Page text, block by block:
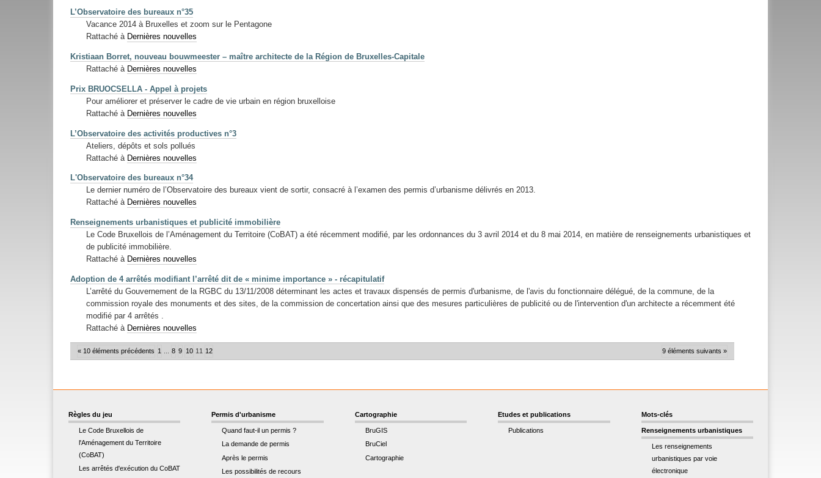
L’Observatoire des bureaux n°35
Vacance 2014 à Bruxelles et zoom sur le Pentagone
Rattaché à Dernières nouvelles
Kristiaan Borret, nouveau bouwmeester – maître architecte de la Région de Bruxelles-Capitale
Rattaché à Dernières nouvelles
Prix BRUOCSELLA - Appel à projets
Pour améliorer et préserver le cadre de vie urbain en région bruxelloise
Rattaché à Dernières nouvelles
L’Observatoire des activités productives n°3
Ateliers, dépôts et sols pollués
Rattaché à Dernières nouvelles
L'Observatoire des bureaux n°34
Le dernier numéro de l’Observatoire des bureaux vient de sortir, consacré à l’examen des permis d’urbanisme délivrés en 2013.
Rattaché à Dernières nouvelles
Renseignements urbanistiques et publicité immobilière
Le Code Bruxellois de l’Aménagement du Territoire (CoBAT) a été récemment modifié, par les ordonnances du 3 avril 2014 et du 8 mai 2014, en matière de renseignements urbanistiques et
de publicité immobilière.
Rattaché à Dernières nouvelles
Adoption de 4 arrêtés modifiant l’arrêté dit de « minime importance » - récapitulatif
L’arrêté du Gouvernement de la RGBC du 13/11/2008 déterminant les actes et travaux dispensés de permis d'urbanisme, de l'avis du fonctionnaire délégué, de la commune, de la
commission royale des monuments et des sites, de la commission de concertation ainsi que des mesures particulières de publicité ou de l'intervention d'un architecte a récemment été
modifié par 4 arrêtés .
Rattaché à Dernières nouvelles
« 10 éléments précédents 9 éléments suivants »
1 8 9 10 11 12
Règles du jeu
Le Code Bruxellois de
l'Aménagement du Territoire
(CoBAT)
Les arrêtés d'exécution du CoBAT
Permis d'urbanisme
Quand faut-il un permis ?
La demande de permis
Après le permis
Les possibilités de recours
Cartographie
BruGIS
BruCiel
Cartographie
Etudes et publications
Publications
Mots-clés
Renseignements urbanistiques
Les renseignements
urbanistiques par voie
électronique